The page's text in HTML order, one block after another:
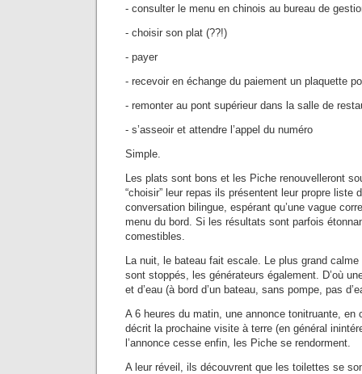
- consulter le menu en chinois au bureau de
- choisir son plat (??!)
- payer
- recevoir en échange du paiement un plaquette
- remonter au pont supérieur dans la salle de
- s’asseoir et attendre l’appel du numéro
Simple.
Les plats sont bons et les Piche renouvelleront
“choisir” leur repas ils présentent leur propre liste
conversation bilingue, espérant qu’une vague
menu du bord. Si les résultats sont parfois
comestibles.
La nuit, le bateau fait escale. Le plus grand
sont stoppés, les générateurs également. D’où
et d’eau (à bord d’un bateau, sans pompe, pas
A 6 heures du matin, une annonce tonitruante, en
décrit la prochaine visite à terre (en général
l’annonce cesse enfin, les Piche se rendorment.
A leur réveil, ils découvrent que les toilettes se